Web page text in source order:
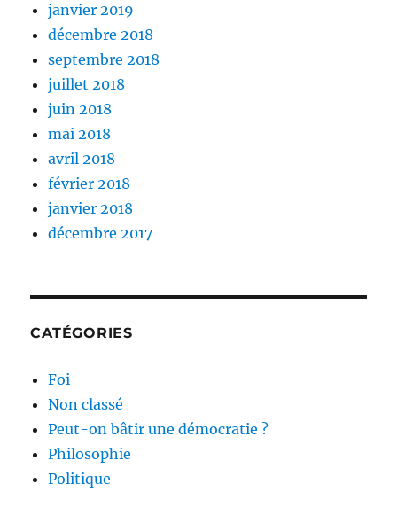
janvier 2019
décembre 2018
septembre 2018
juillet 2018
juin 2018
mai 2018
avril 2018
février 2018
janvier 2018
décembre 2017
CATÉGORIES
Foi
Non classé
Peut-on bâtir une démocratie ?
Philosophie
Politique